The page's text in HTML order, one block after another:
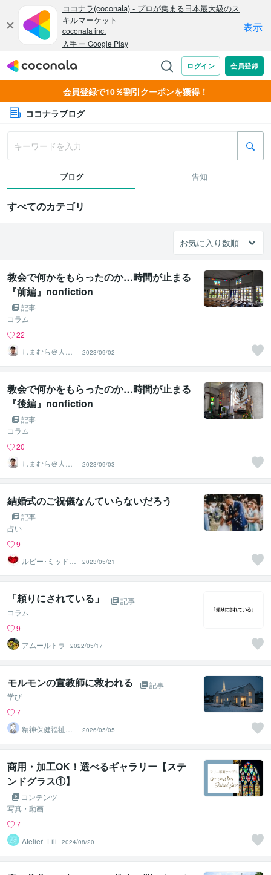
会員登録で10％割引クーポンを獲得！
ココナラブログ
ブログ 告知
すべてのカテゴリ
教会で何かをもらったのか…時間が止まる
『前編』nonfiction
記事
コラム
22
しまむら＠人事
コンサルタント
2023/09/02
教会で何かをもらったのか…時間が止まる
『後編』nonfiction
記事
コラム
20
しまむら＠人事
コンサルタント
2023/09/03
結婚式のご祝儀なんていらないだろう
記事
占い
9
ルビー･ミッドナ
イト
2023/05/21
「頼りにされている」
記事
コラム
9
アムールトラ
2022/05/17
モルモンの宣教師に救われる
記事
学び
7
精神保健福祉士⭐︎
山本 守
2026/05/05
商用・加工OK！選べるギャラリー【ステ
ンドグラス①】
コンテンツ
写真・動画
7
Atelier_Lili
2024/08/20